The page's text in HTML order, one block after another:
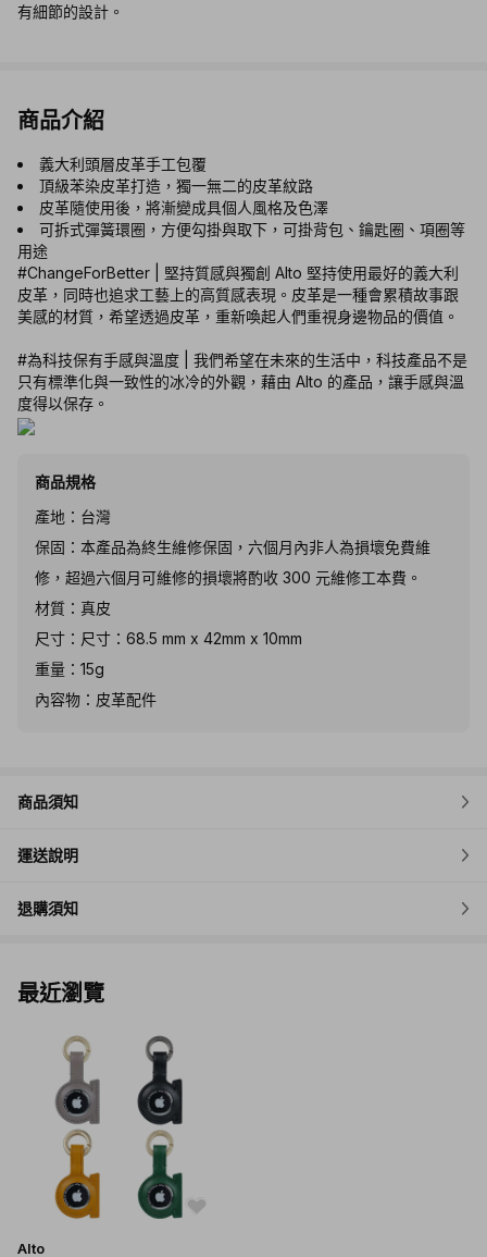
有細節的設計。
商品介紹
義大利頭層皮革手工包覆
頂級苯染皮革打造，獨一無二的皮革紋路
皮革隨使用後，將漸變成具個人風格及色澤
可拆式彈簧環圈，方便勾掛與取下，可掛背包、鑰匙圈、項圈等
用途
#ChangeForBetter | 堅持質感與獨創 Alto 堅持使用最好的義大利
皮革，同時也追求工藝上的高質感表現。皮革是一種會累積故事跟
美感的材質，希望透過皮革，重新喚起人們重視身邊物品的價值。
#為科技保有手感與溫度 | 我們希望在未來的生活中，科技產品不是
只有標準化與一致性的冰冷的外觀，藉由 Alto 的產品，讓手感與溫
度得以保存。
商品規格
產地：台灣
保固：本產品為終生維修保固，六個月內非人為損壞免費維
修，超過六個月可維修的損壞將酌收 300 元維修工本費。
材質：真皮
尺寸：尺寸：68.5 mm x 42mm x 10mm
重量：15g
內容物：皮革配件
商品須知
運送說明
退購須知
最近瀏覽
Alto